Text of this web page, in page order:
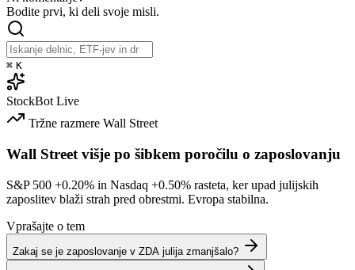
Bodite prvi, ki deli svoje misli.
⌘ K
StockBot Live
Tržne razmere Wall Street
Wall Street višje po šibkem poročilu o zaposlovanju
S&P 500 +0.20% in Nasdaq +0.50% rasteta, ker upad julijskih
zaposlitev blaži strah pred obrestmi. Evropa stabilna.
Vprašajte o tem
Zakaj se je zaposlovanje v ZDA julija zmanjšalo?